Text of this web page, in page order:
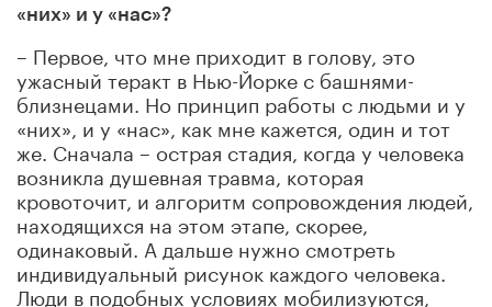
«них» и у «нас»?
– Первое, что мне приходит в голову, это
ужасный теракт в Нью-Йорке с башнями-
близнецами. Но принцип работы с людьми и у
«них», и у «нас», как мне кажется, один и тот
же. Сначала – острая стадия, когда у человека
возникла душевная травма, которая
кровоточит, и алгоритм сопровождения людей,
находящихся на этом этапе, скорее,
одинаковый. А дальше нужно смотреть
индивидуальный рисунок каждого человека.
Люди в подобных условиях мобилизуются,